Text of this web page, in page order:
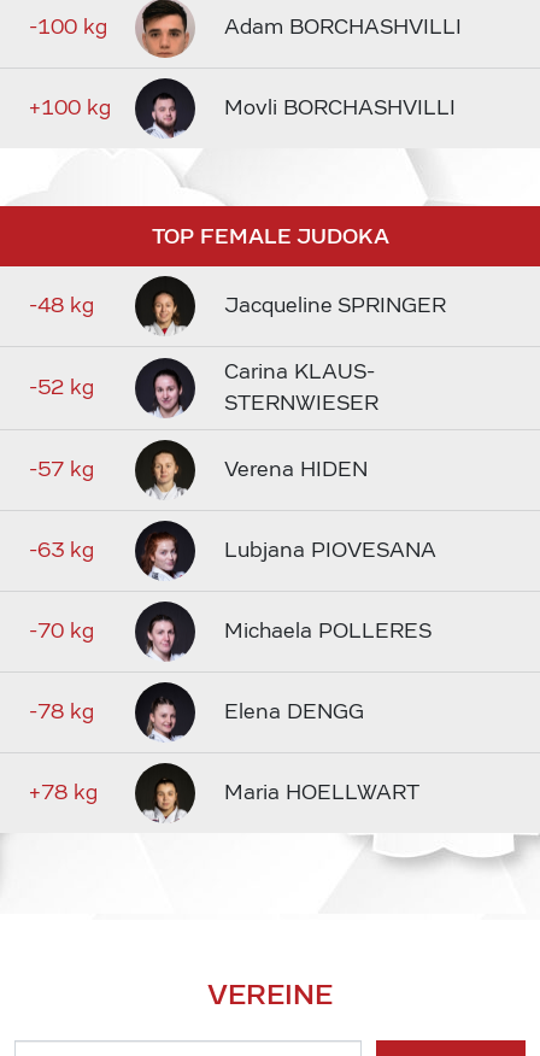
-100 kg Adam BORCHASHVILLI
+100 kg Movli BORCHASHVILLI
TOP FEMALE JUDOKA
-48 kg Jacqueline SPRINGER
-52 kg
Carina KLAUS-
STERNWIESER
-57 kg Verena HIDEN
-63 kg Lubjana PIOVESANA
-70 kg Michaela POLLERES
-78 kg Elena DENGG
+78 kg Maria HOELLWART
VEREINE